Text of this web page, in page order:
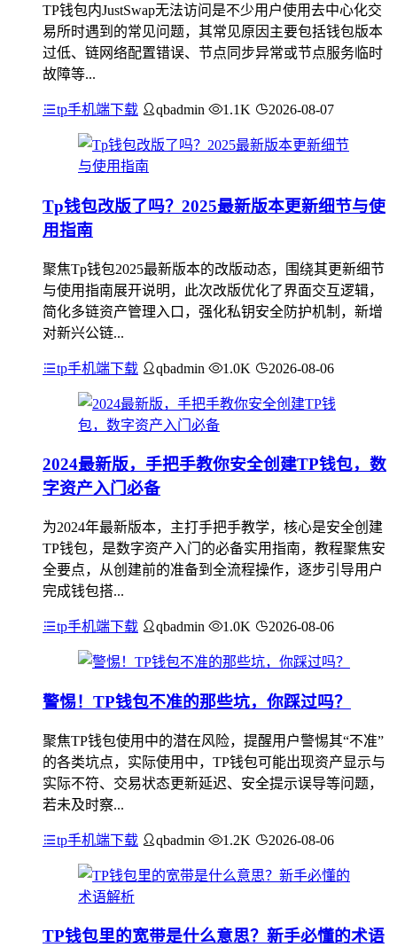
TP钱包内JustSwap无法访问是不少用户使用去中心化交
易所时遇到的常见问题，其常见原因主要包括钱包版本
过低、链网络配置错误、节点同步异常或节点服务临时
故障等...
tp手机端下载 qbadmin 1.1K 2026-08-07
Tp钱包改版了吗？2025最新版本更新细节与使
用指南
聚焦Tp钱包2025最新版本的改版动态，围绕其更新细节
与使用指南展开说明，此次改版优化了界面交互逻辑，
简化多链资产管理入口，强化私钥安全防护机制，新增
对新兴公链...
tp手机端下载 qbadmin 1.0K 2026-08-06
2024最新版，手把手教你安全创建TP钱包，数
字资产入门必备
为2024年最新版本，主打手把手教学，核心是安全创建
TP钱包，是数字资产入门的必备实用指南，教程聚焦安
全要点，从创建前的准备到全流程操作，逐步引导用户
完成钱包搭...
tp手机端下载 qbadmin 1.0K 2026-08-06
警惕！TP钱包不准的那些坑，你踩过吗？
聚焦TP钱包使用中的潜在风险，提醒用户警惕其“不准”
的各类坑点，实际使用中，TP钱包可能出现资产显示与
实际不符、交易状态更新延迟、安全提示误导等问题，
若未及时察...
tp手机端下载 qbadmin 1.2K 2026-08-06
TP钱包里的宽带是什么意思？新手必懂的术语